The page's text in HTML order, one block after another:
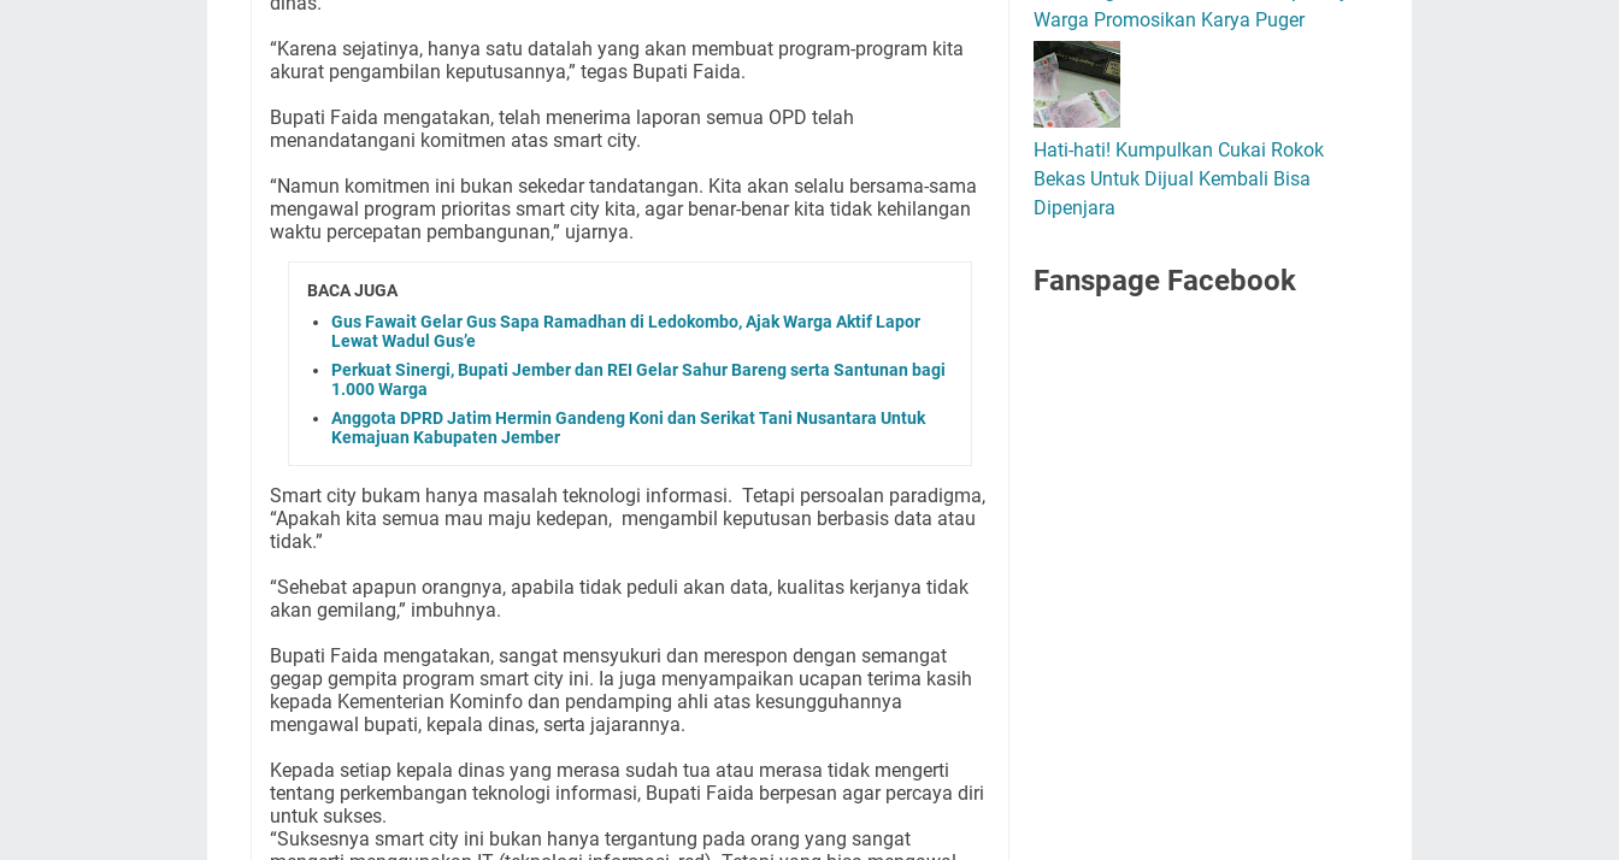
“Karena sejatinya, hanya satu datalah yang akan membuat program-program kita
akurat pengambilan keputusannya,” tegas Bupati Faida.
Bupati Faida mengatakan, telah menerima laporan semua OPD telah
menandatangani komitmen atas smart city.
“Namun komitmen ini bukan sekedar tandatangan. Kita akan selalu bersama-sama
mengawal program prioritas smart city kita, agar benar-benar kita tidak kehilangan
waktu percepatan pembangunan,” ujarnya.
BACA JUGA
Gus Fawait Gelar Gus Sapa Ramadhan di Ledokombo, Ajak Warga Aktif Lapor
Lewat Wadul Gus’e
Perkuat Sinergi, Bupati Jember dan REI Gelar Sahur Bareng serta Santunan bagi
1.000 Warga
Anggota DPRD Jatim Hermin Gandeng Koni dan Serikat Tani Nusantara Untuk
Kemajuan Kabupaten Jember
Smart city bukam hanya masalah teknologi informasi. Tetapi persoalan paradigma,
“Apakah kita semua mau maju kedepan, mengambil keputusan berbasis data atau
tidak.”
“Sehebat apapun orangnya, apabila tidak peduli akan data, kualitas kerjanya tidak
akan gemilang,” imbuhnya.
Bupati Faida mengatakan, sangat mensyukuri dan merespon dengan semangat
gegap gempita program smart city ini. Ia juga menyampaikan ucapan terima kasih
kepada Kementerian Kominfo dan pendamping ahli atas kesungguhannya
mengawal bupati, kepala dinas, serta jajarannya.
Kepada setiap kepala dinas yang merasa sudah tua atau merasa tidak mengerti
tentang perkembangan teknologi informasi, Bupati Faida berpesan agar percaya diri
untuk sukses.
“Suksesnya smart city ini bukan hanya tergantung pada orang yang sangat
Warga Promosikan Karya Puger
Hati-hati! Kumpulkan Cukai Rokok
Bekas Untuk Dijual Kembali Bisa
Dipenjara
Fanspage Facebook